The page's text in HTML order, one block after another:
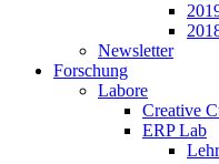
Newsletter
Forschung
Labore
Creative
ERP Lab